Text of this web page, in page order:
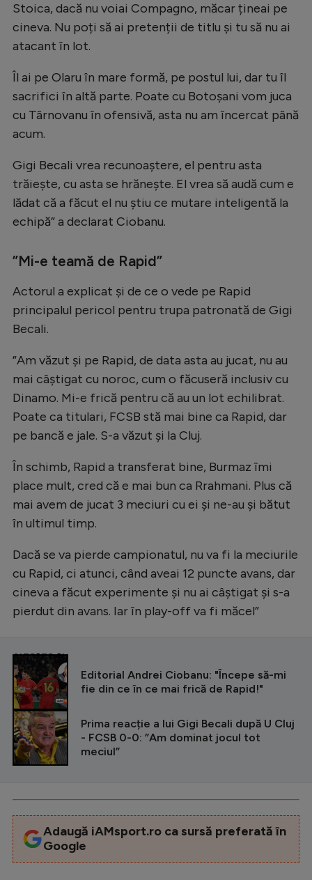
Stoica, dacă nu voiai Compagno, măcar țineai pe
cineva. Nu poți să ai pretenții de titlu și tu să nu ai
atacant în lot.
Îl ai pe Olaru în mare formă, pe postul lui, dar tu îl
sacrifici în altă parte. Poate cu Botoșani vom juca
cu Târnovanu în ofensivă, asta nu am încercat până
acum.
Gigi Becali vrea recunoaștere, el pentru asta
trăiește, cu asta se hrănește. El vrea să audă cum e
lădat că a făcut el nu știu ce mutare inteligentă la
echipă” a declarat Ciobanu.
”Mi-e teamă de Rapid”
Actorul a explicat și de ce o vede pe Rapid
principalul pericol pentru trupa patronată de Gigi
Becali.
”Am văzut și pe Rapid, de data asta au jucat, nu au
mai câștigat cu noroc, cum o făcuseră inclusiv cu
Dinamo. Mi-e frică pentru că au un lot echilibrat.
Poate ca titulari, FCSB stă mai bine ca Rapid, dar
pe bancă e jale. S-a văzut și la Cluj.
În schimb, Rapid a transferat bine, Burmaz îmi
place mult, cred că e mai bun ca Rrahmani. Plus că
mai avem de jucat 3 meciuri cu ei și ne-au și bătut
în ultimul timp.
Dacă se va pierde campionatul, nu va fi la meciurile
cu Rapid, ci atunci, când aveai 12 puncte avans, dar
cineva a făcut experimente și nu ai câștigat și s-a
pierdut din avans. Iar în play-off va fi măcel”
CITEȘTE ȘI
Editorial Andrei Ciobanu: "Începe să-mi
fie din ce în ce mai frică de Rapid!"
Prima reacție a lui Gigi Becali după U Cluj
- FCSB 0-0: ”Am dominat jocul tot
meciul”
Adaugă iAMsport.ro ca sursă preferată în
Google